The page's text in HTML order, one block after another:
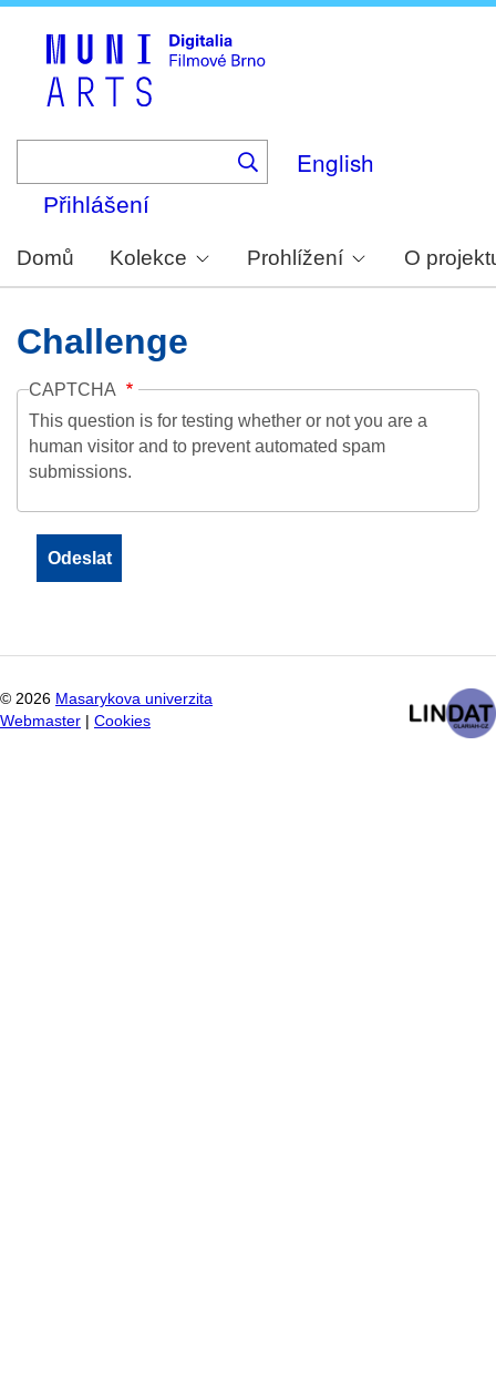
English
Přihlášení
Domů Kolekce Prohlížení O
Challenge
CAPTCHA
This question is for testing whether or not you are a
human visitor and to prevent automated spam
submissions.
© 2026 Masarykova univerzita
Webmaster
Cookies